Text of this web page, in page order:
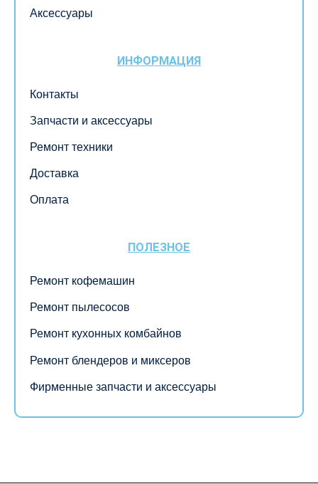
Аксессуары
ИНФОРМАЦИЯ
Контакты
Запчасти и аксессуары
Ремонт техники
Доставка
Оплата
ПОЛЕЗНОЕ
Ремонт кофемашин
Ремонт пылесосов
Ремонт кухонных комбайнов
Ремонт блендеров и миксеров
Фирменные запчасти и аксессуары